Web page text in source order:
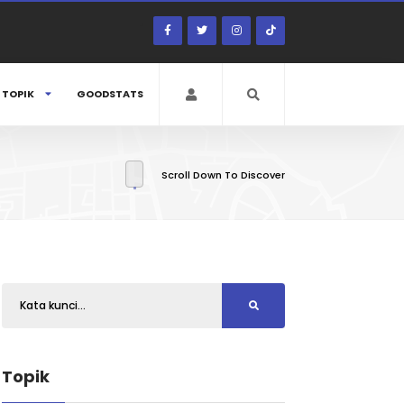
TOPIK GOODSTATS
Scroll Down To Discover
Topik